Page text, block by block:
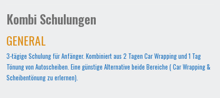
Kombi Schulungen
GENERAL
3-tägige Schulung für Anfänger. Kombiniert aus 2 Tagen Car Wrapping und 1 Tag
Tönung von Autoscheiben. Eine günstige Alternative beide Bereiche ( Car Wrapping &
Scheibentönung zu erlernen).